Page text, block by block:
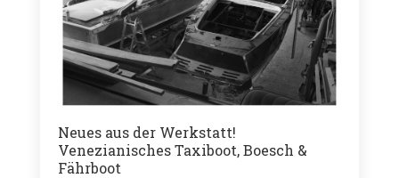
Neues aus der Werkstatt!
Venezianisches Taxiboot, Boesch &
Fährboot